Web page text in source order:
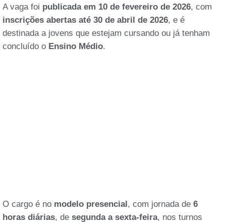
A vaga foi publicada em 10 de fevereiro de 2026, com
inscrições abertas até 30 de abril de 2026, e é
destinada a jovens que estejam cursando ou já tenham
concluído o Ensino Médio.
O cargo é no modelo presencial, com jornada de 6
horas diárias, de segunda a sexta-feira, nos turnos